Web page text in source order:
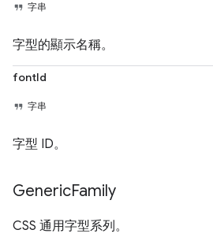
字串
字型的顯示名稱。
fontId
字串
字型 ID。
GenericFamily
CSS 通用字型系列。